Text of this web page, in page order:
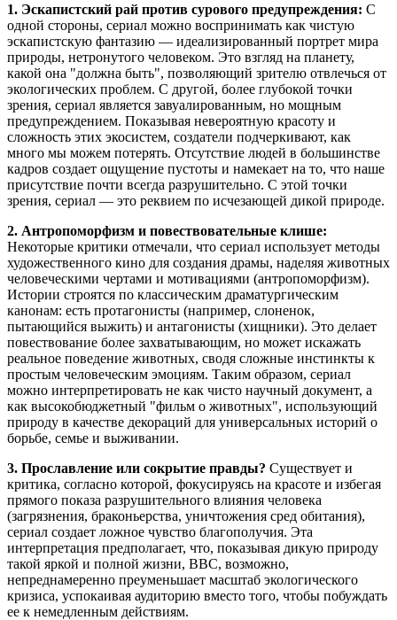
1. Эскапистский рай против сурового предупреждения: С
одной стороны, сериал можно воспринимать как чистую
эскапистскую фантазию — идеализированный портрет мира
природы, нетронутого человеком. Это взгляд на планету,
какой она "должна быть", позволяющий зрителю отвлечься от
экологических проблем. С другой, более глубокой точки
зрения, сериал является завуалированным, но мощным
предупреждением. Показывая невероятную красоту и
сложность этих экосистем, создатели подчеркивают, как
много мы можем потерять. Отсутствие людей в большинстве
кадров создает ощущение пустоты и намекает на то, что наше
присутствие почти всегда разрушительно. С этой точки
зрения, сериал — это реквием по исчезающей дикой природе.
2. Антропоморфизм и повествовательные клише:
Некоторые критики отмечали, что сериал использует методы
художественного кино для создания драмы, наделяя животных
человеческими чертами и мотивациями (антропоморфизм).
Истории строятся по классическим драматургическим
канонам: есть протагонисты (например, слоненок,
пытающийся выжить) и антагонисты (хищники). Это делает
повествование более захватывающим, но может искажать
реальное поведение животных, сводя сложные инстинкты к
простым человеческим эмоциям. Таким образом, сериал
можно интерпретировать не как чисто научный документ, а
как высокобюджетный "фильм о животных", использующий
природу в качестве декораций для универсальных историй о
борьбе, семье и выживании.
3. Прославление или сокрытие правды? Существует и
критика, согласно которой, фокусируясь на красоте и избегая
прямого показа разрушительного влияния человека
(загрязнения, браконьерства, уничтожения сред обитания),
сериал создает ложное чувство благополучия. Эта
интерпретация предполагает, что, показывая дикую природу
такой яркой и полной жизни, BBC, возможно,
непреднамеренно преуменьшает масштаб экологического
кризиса, успокаивая аудиторию вместо того, чтобы побуждать
ее к немедленным действиям.